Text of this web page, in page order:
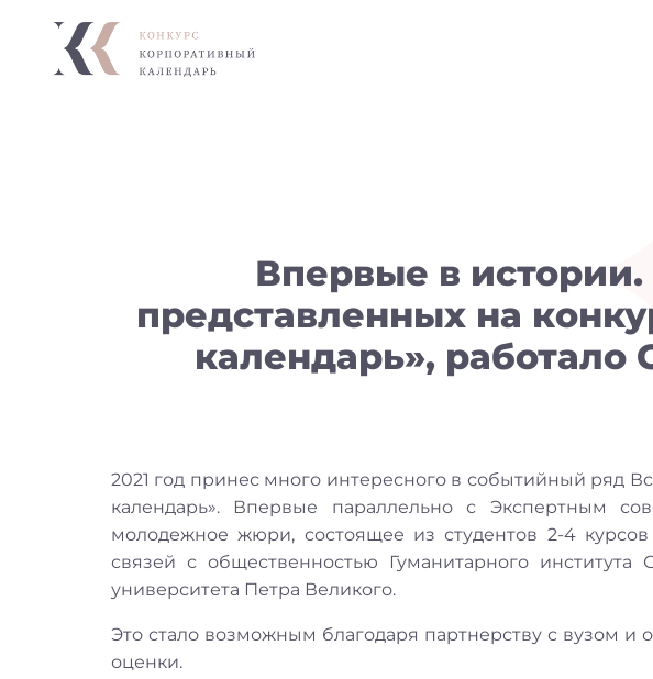
Впервые в
представленных на
календарь»,
2021 год принес много интересного в событийный ряд
календарь». Впервые параллельно с Экспертным
молодежное жюри, состоящее из студентов 2-4
связей с общественностью Гуманитарного института
университета Петра Великого.
Это стало возможным благодаря партнерству с вузом и
оценки.